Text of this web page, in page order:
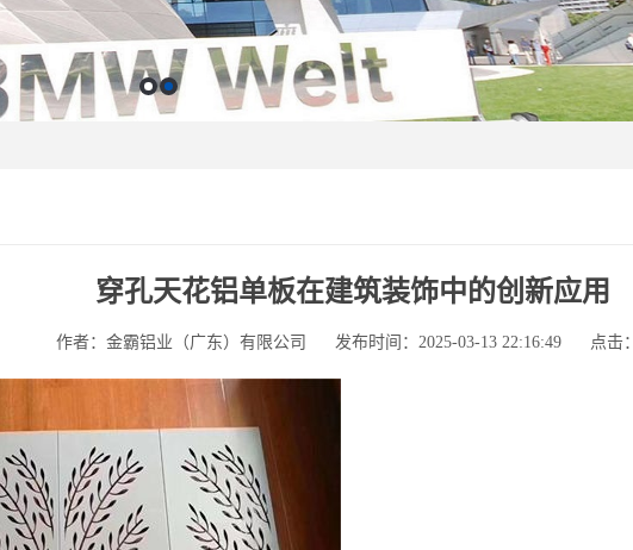
穿孔天花铝单板在建筑装饰中的创新应用
作者：金霸铝业（广东）有限公司 发布时间：2025-03-13 22:16:49 点击：